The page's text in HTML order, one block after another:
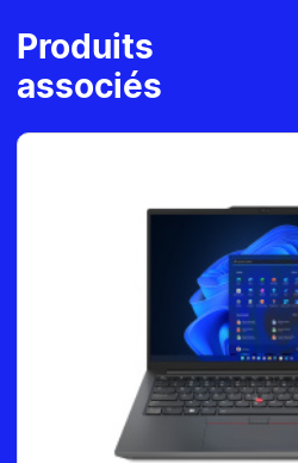
Produits
associés